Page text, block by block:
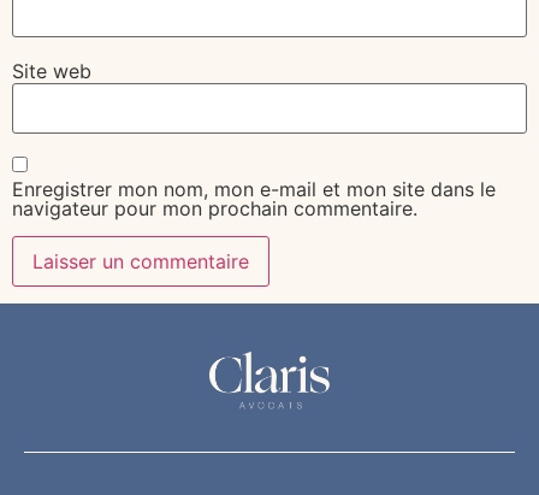
Site web
Enregistrer mon nom, mon e-mail et mon site dans le
navigateur pour mon prochain commentaire.